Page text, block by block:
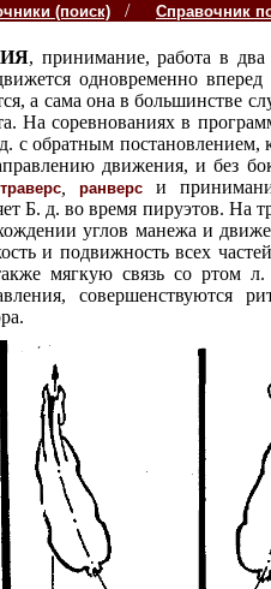
(поиск) / Справочник
, принимание, работа в
одновременно
а сама она в большинстве
На соревнованиях в
с обратным постановлением,
движения, и без
траверс ранверс и
Б. д. во время пируэтов. На
углов манежа и
и подвижность всех
мягкую связь со ртом
совершенствуются